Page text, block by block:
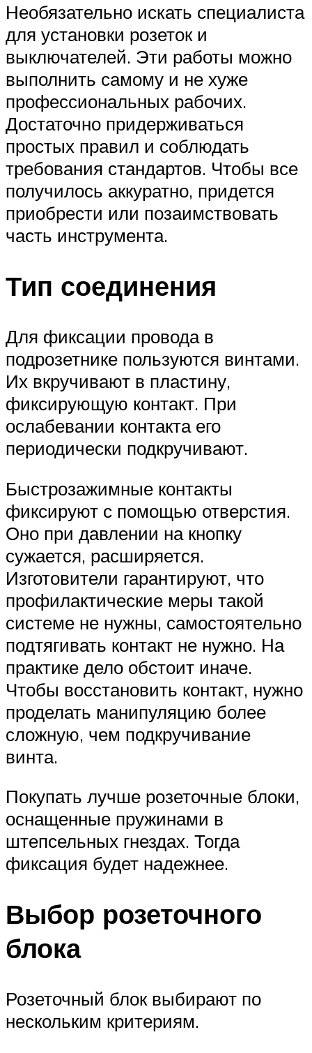
Необязательно искать специалиста
для установки розеток и
выключателей. Эти работы можно
выполнить самому и не хуже
профессиональных рабочих.
Достаточно придерживаться
простых правил и соблюдать
требования стандартов. Чтобы все
получилось аккуратно, придется
приобрести или позаимствовать
часть инструмента.
Тип соединения
Для фиксации провода в
подрозетнике пользуются винтами.
Их вкручивают в пластину,
фиксирующую контакт. При
ослабевании контакта его
периодически подкручивают.
Быстрозажимные контакты
фиксируют с помощью отверстия.
Оно при давлении на кнопку
сужается, расширяется.
Изготовители гарантируют, что
профилактические меры такой
системе не нужны, самостоятельно
подтягивать контакт не нужно. На
практике дело обстоит иначе.
Чтобы восстановить контакт, нужно
проделать манипуляцию более
сложную, чем подкручивание
винта.
Покупать лучше розеточные блоки,
оснащенные пружинами в
штепсельных гнездах. Тогда
фиксация будет надежнее.
Выбор розеточного
блока
Розеточный блок выбирают по
нескольким критериям.